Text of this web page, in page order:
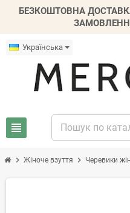
БЕЗКОШТОВНА
Українська
view_headline
chevron_right Жіноче взуття chevron_right Черевики